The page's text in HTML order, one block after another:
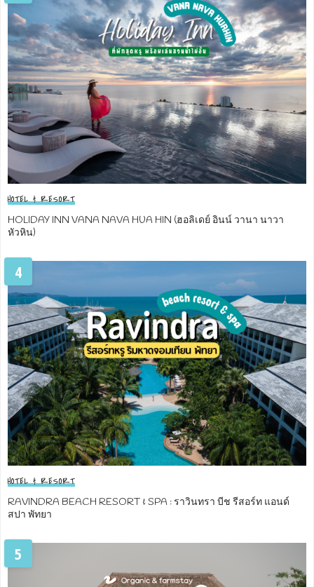
HOTEL & RESORT
HOLIDAY INN VANA NAVA HUA HIN (ฮอลิเดย์ อินน์ วานา นาวา
หัวหิน)
4
HOTEL & RESORT
RAVINDRA BEACH RESORT & SPA : ราวินทรา บีช รีสอร์ท แอนด์
สปา พัทยา
5